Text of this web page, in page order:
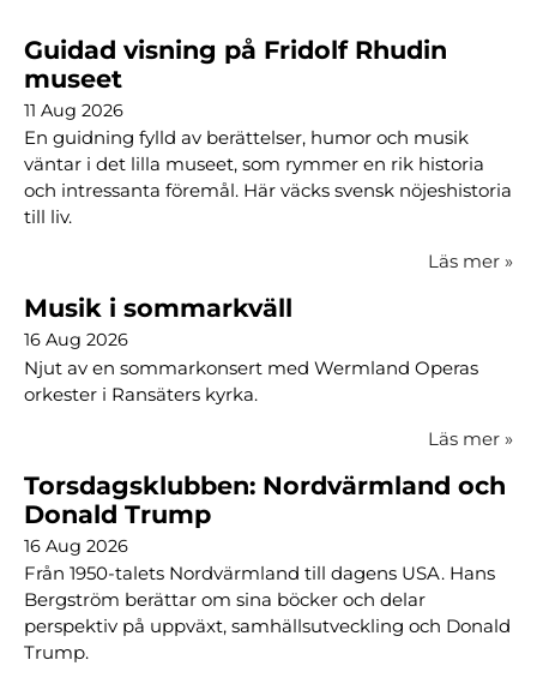
Guidad visning på Fridolf Rhudin
museet
11 Aug 2026
En guidning fylld av berättelser, humor och musik
väntar i det lilla museet, som rymmer en rik historia
och intressanta föremål. Här väcks svensk nöjeshistoria
till liv.
Läs mer »
Musik i sommarkväll
16 Aug 2026
Njut av en sommarkonsert med Wermland Operas
orkester i Ransäters kyrka.
Läs mer »
Torsdagsklubben: Nordvärmland och
Donald Trump
16 Aug 2026
Från 1950-talets Nordvärmland till dagens USA. Hans
Bergström berättar om sina böcker och delar
perspektiv på uppväxt, samhällsutveckling och Donald
Trump.